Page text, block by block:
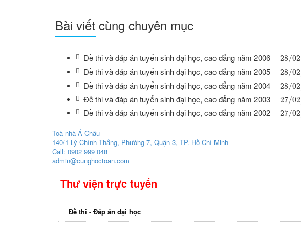
Bài viết cùng chuyên mục
Đề thi và đáp án tuyển sinh đại học, cao đẳng năm 2006 28/02
Đề thi và đáp án tuyển sinh đại học, cao đẳng năm 2005 28/02
Đề thi và đáp án tuyển sinh đại học, cao đẳng năm 2004 28/02
Đề thi và đáp án tuyển sinh đại học, cao đẳng năm 2003 27/02
Đề thi và đáp án tuyển sinh đại học, cao đẳng năm 2002 27/02
Toà nhà Á Châu
140/1 Lý Chính Thắng, Phường 7, Quận 3, TP. Hồ Chí Minh
Call: 0902 999 048
admin@cunghoctoan.com
Thư viện trực tuyến
Đề thi - Đáp án đại học